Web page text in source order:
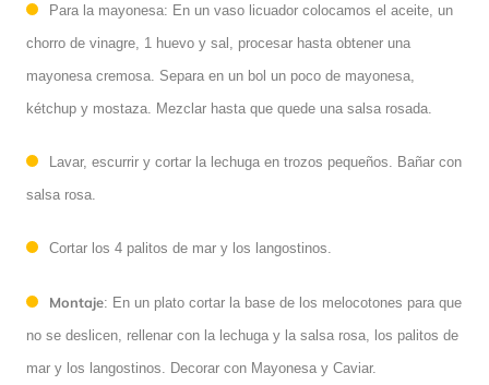
Para la mayonesa: En un vaso licuador colocamos el aceite, un
chorro de vinagre, 1 huevo y sal, procesar hasta obtener una
mayonesa cremosa. Separa en un bol un poco de mayonesa,
kétchup y mostaza. Mezclar hasta que quede una salsa rosada.
Lavar, escurrir y cortar la lechuga en trozos pequeños. Bañar con
salsa rosa.
Cortar los 4 palitos de mar y los langostinos.
Montaje: En un plato cortar la base de los melocotones para que
no se deslicen, rellenar con la lechuga y la salsa rosa, los palitos de
mar y los langostinos. Decorar con Mayonesa y Caviar.